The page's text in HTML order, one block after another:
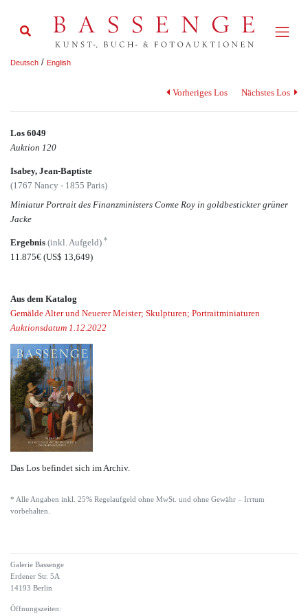
Deutsch / English
Vorheriges Los Nächstes Los
Los 6049
Auktion 120
Isabey, Jean-Baptiste
(1767 Nancy - 1855 Paris)
Miniatur Portrait des Finanzministers Comte Roy in goldbestickter grüner
Jacke
Ergebnis (inkl. Aufgeld) *
11.875€ (US$ 13,649)
Aus dem Katalog
Gemälde Alter und Neuerer Meister; Skulpturen; Portraitminiaturen
Auktionsdatum 1.12.2022
Das Los befindet sich im Archiv.
* Alle Angaben inkl. 25% Regelaufgeld ohne MwSt. und ohne Gewähr – Irrtum
vorbehalten.
Galerie Bassenge
Erdener Str. 5A
14193 Berlin
Öffnungszeiten: